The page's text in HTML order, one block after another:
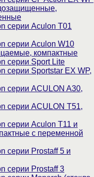
серии Aculon T01
серии Aculon W10
компактные
серии Sport Lite
серии Sportstar EX WP,
серии ACULON A30,
серии ACULON Т51,
серии Aculon T11 и
с переменной
серии Prostaff 5 и
серии Prostaff 3